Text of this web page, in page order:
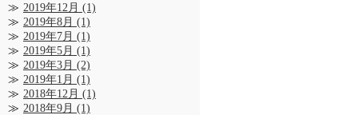
2019年12月 (1)
2019年8月 (1)
2019年7月 (1)
2019年5月 (1)
2019年3月 (2)
2019年1月 (1)
2018年12月 (1)
2018年9月 (1)